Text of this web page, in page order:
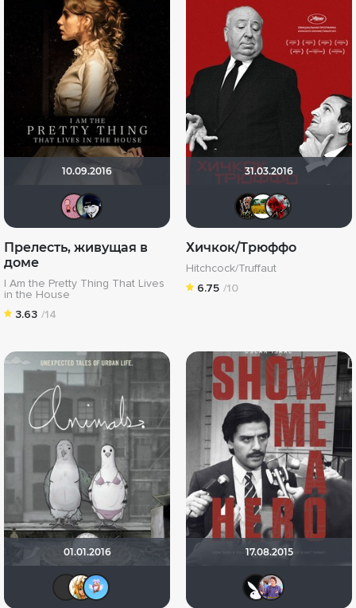
10.09.2016
LEON41KsPRO
Прелесть, живущая в
доме
I Am the Pretty Thing That Lives
in the House
3.63 /14
31.03.2016
Хичкок/Трюффо
Hitchcock/Truffaut
6.75 /10
01.01.2016 17.08.2015